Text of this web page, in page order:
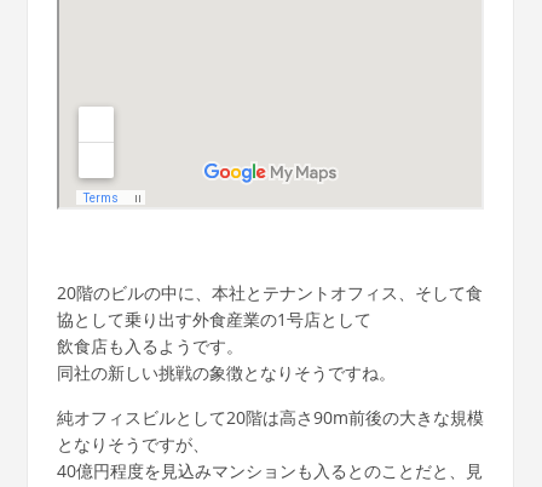
20階のビルの中に、本社とテナントオフィス、そして食
協として乗り出す外食産業の1号店として
飲食店も入るようです。
同社の新しい挑戦の象徴となりそうですね。
純オフィスビルとして20階は高さ90m前後の大きな規模
となりそうですが、
40億円程度を見込みマンションも入るとのことだと、見